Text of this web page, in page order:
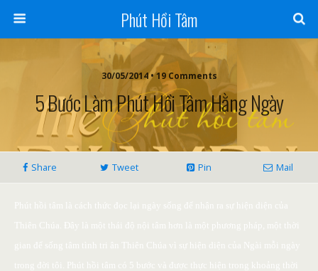
Phút Hồi Tâm
30/05/2014 • 19 Comments
5 Bước Làm Phút Hồi Tâm Hằng Ngày
Share Tweet Pin Mail
Phút hồi tâm là cách thức đọc lại ngày sống để nhận ra sự hiện diện của
Thiên Chúa. Đây là một thái độ nội tâm hơn là một phương pháp, một thời
gian để sống tâm tình tri ân Thiên Chúa vì sự hiện diện của Ngài mỗi ngày
trong đời tôi. Phút hồi tâm có 5 bước và được thực hiện trong khoảng thời